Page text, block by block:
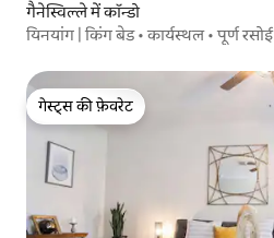
गैनेस्विल्ले में कॉन्डो
यिनयांग | किंग बेड • कार्यस्थल • पूर्ण रसोई
गेस्ट्स की फ़ेवरेट
गेस्ट्स की फ़ेवरेट